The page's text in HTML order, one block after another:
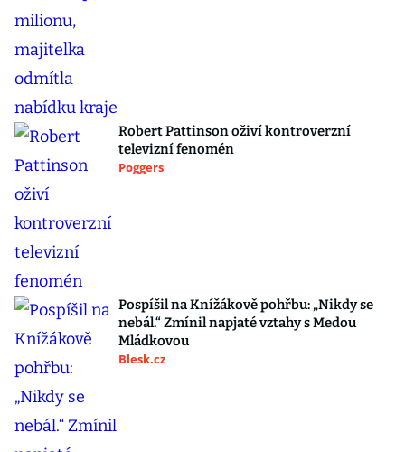
Robert Pattinson oživí kontroverzní
televizní fenomén
Poggers
Pospíšil na Knížákově pohřbu: „Nikdy se
nebál.“ Zmínil napjaté vztahy s Medou
Mládkovou
Blesk.cz